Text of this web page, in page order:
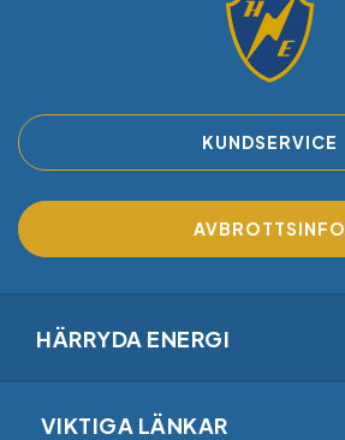
KUNDSERVICE
AVBROTTSINFO
HÄRRYDA ENERGI
VIKTIGA LÄNKAR